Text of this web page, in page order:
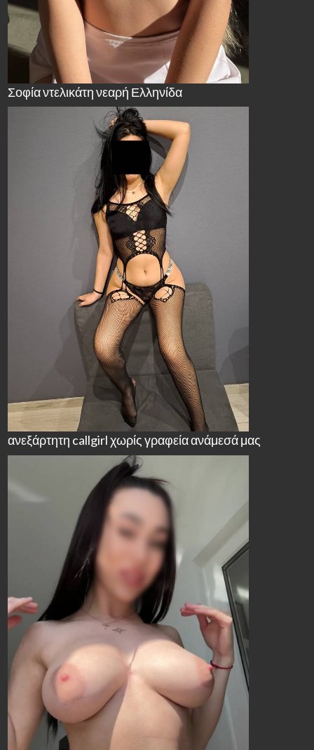
Σοφία ντελικάτη νεαρή Ελληνίδα
ανεξάρτητη callgirl χωρίς γραφεία ανάμεσά μας